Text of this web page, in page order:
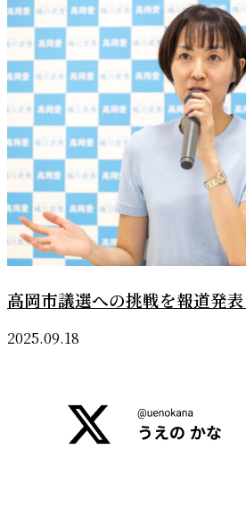
高岡市議選への挑戦を報道発
2025.09.18